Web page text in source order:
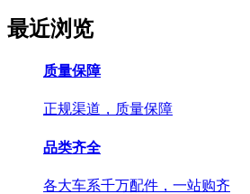
最近浏览
质量保障
正规渠道，质量保障
品类齐全
各大车系千万配件，一站购齐